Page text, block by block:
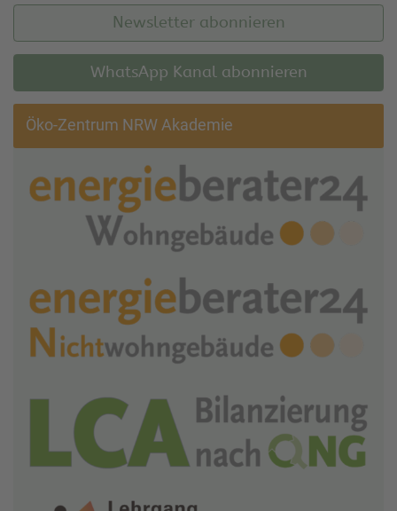
Newsletter abonnieren
WhatsApp Kanal abonnieren
Öko-Zentrum NRW Akademie